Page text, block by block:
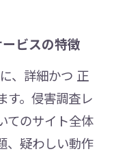
ビスの特徴
、詳細かつ 正
す。侵害調査レ
てのサイト全体
、疑わしい動作